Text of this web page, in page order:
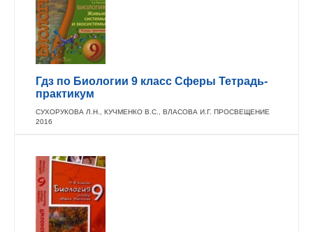
Гдз по Биологии 9 класс Сферы Тетрадь-
практикум
СУХОРУКОВА Л.Н., КУЧМЕНКО В.С., ВЛАСОВА И.Г. ПРОСВЕЩЕНИЕ
2016